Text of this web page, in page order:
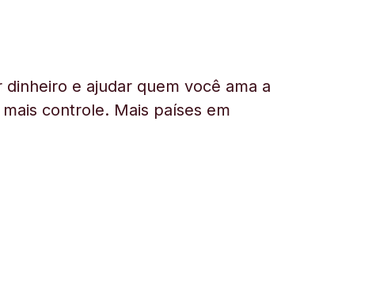
e ajudar quem você ama a
controle. Mais países em